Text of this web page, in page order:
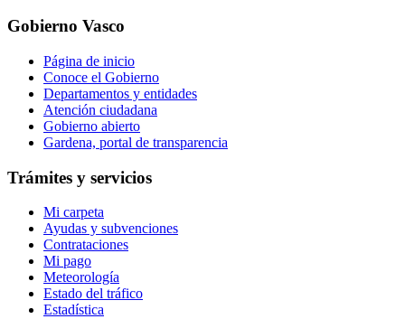
Gobierno Vasco
Página de inicio
Conoce el Gobierno
Departamentos y entidades
Atención ciudadana
Gobierno abierto
Gardena, portal de transparencia
Trámites y servicios
Mi carpeta
Ayudas y subvenciones
Contrataciones
Mi pago
Meteorología
Estado del tráfico
Estadística